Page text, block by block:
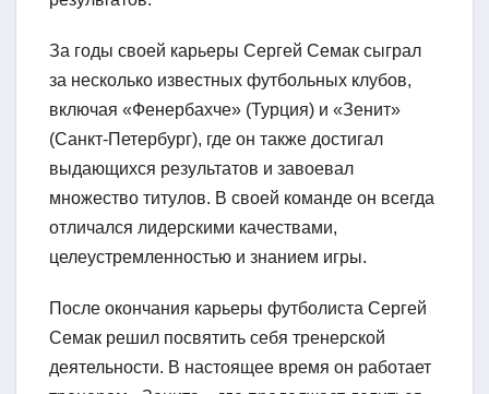
За годы своей карьеры Сергей Семак сыграл
за несколько известных футбольных клубов,
включая «Фенербахче» (Турция) и «Зенит»
(Санкт-Петербург), где он также достигал
выдающихся результатов и завоевал
множество титулов. В своей команде он всегда
отличался лидерскими качествами,
целеустремленностью и знанием игры.
После окончания карьеры футболиста Сергей
Семак решил посвятить себя тренерской
деятельности. В настоящее время он работает